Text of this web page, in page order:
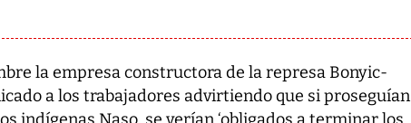
la empresa constructora de la represa Bonyic-
a los trabajadores advirtiendo que si proseguían
indígenas Naso, se verían ‘obligados a terminar los